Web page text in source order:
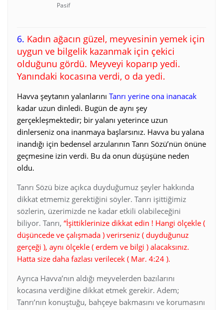
Pasif
6. Kadın ağacın güzel, meyvesinin yemek için
uygun ve bilgelik kazanmak için çekici
olduğunu gördü. Meyveyi koparıp yedi.
Yanındaki kocasına verdi, o da yedi.
Havva şeytanın yalanlarını Tanrı yerine ona inanacak
kadar uzun dinledi. Bugün de aynı şey
gerçekleşmektedir; bir yalanı yeterince uzun
dinlerseniz ona inanmaya başlarsınız. Havva bu yalana
inandığı için bedensel arzularının Tanrı Sözü’nün önüne
geçmesine izin verdi. Bu da onun düşüşüne neden
oldu.
Tanrı Sözü bize açıkca duyduğumuz şeyler hakkında
dikkat etmemiz gerektiğini söyler. Tanrı işittiğimiz
sözlerin, üzerimizde ne kadar etkili olabileceğini
biliyor. Tanrı, “İşittiklerinize dikkat edin ! Hangi ölçekle (
düşüncede ve çalışmada ) verirseniz ( duyduğunuz
gerçeği ), aynı ölçekle ( erdem ve bilgi ) alacaksınız.
Hatta size daha fazlası verilecek ( Mar. 4:24 ).
Ayrıca Havva’nın aldığı meyvelerden bazılarını
kocasına verdiğine dikkat etmek gerekir. Adem;
Tanrı’nın konuştuğu, bahçeye bakmasını ve korumasını